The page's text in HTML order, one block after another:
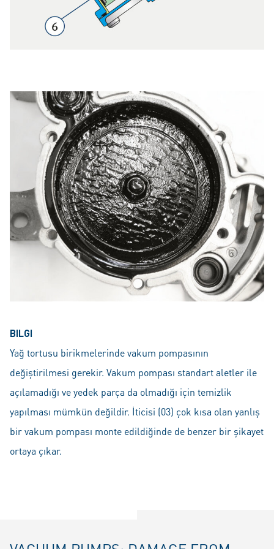
BILGI
Yağ tortusu birikmelerinde vakum pompasının
değiştirilmesi gerekir. Vakum pompası standart aletler ile
açılamadığı ve yedek parça da olmadığı için temizlik
yapılması mümkün değildir. İticisi (03) çok kısa olan yanlış
bir vakum pompası monte edildiğinde de benzer bir şikayet
ortaya çıkar.